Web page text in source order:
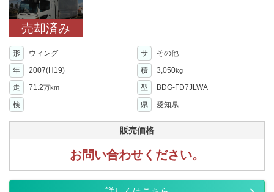
売却済み
形 ウィング サ
その他
年
2007(H19) 積 3,050kg
走 71.2万km 型
BDG-FD7JLWA
検
- 県 愛知県
販売価格
お問い合わせください。